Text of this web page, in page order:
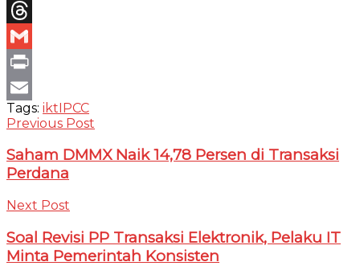
Telegram
Threads
Gmail
Print
Email
Tags: iktIPCC
Previous Post
Saham DMMX Naik 14,78 Persen di Transaksi
Perdana
Next Post
Soal Revisi PP Transaksi Elektronik, Pelaku IT
Minta Pemerintah Konsisten